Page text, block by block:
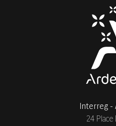
Interreg -
24 Place